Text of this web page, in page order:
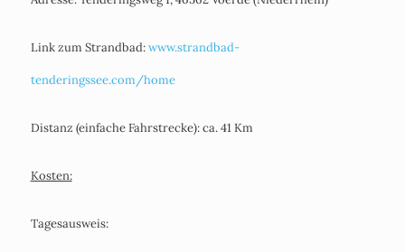
Link zum Strandbad:www.strandbad-
tenderingssee.com/home
Distanz (einfache Fahrstrecke): ca. 41 Km
Kosten:
Tagesausweis: